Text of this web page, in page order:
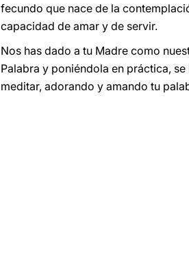
fecundo que nace de la
capacidad de amar y de servir.
Nos has dado a tu Madre como
Palabra y poniéndola en práctica,
meditar, adorando y amando tu